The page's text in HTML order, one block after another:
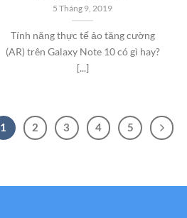
5 Tháng 9, 2019
Tính năng thực tế ảo tăng cường
(AR) trên Galaxy Note 10 có gì hay?
[...]
1 2 3 4 5